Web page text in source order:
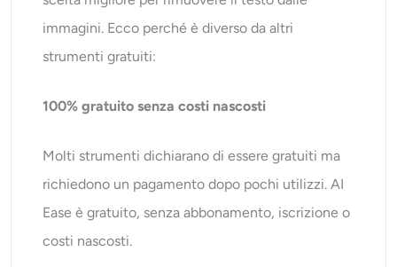
immagini. Ecco perché è diverso da altri
strumenti gratuiti:
100% gratuito senza costi nascosti
Molti strumenti dichiarano di essere gratuiti ma
richiedono un pagamento dopo pochi utilizzi. AI
Ease è gratuito, senza abbonamento, iscrizione o
costi nascosti.